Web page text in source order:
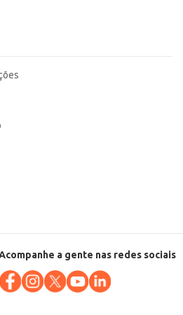
necessidades de iluminação.
a gente nas redes sociais